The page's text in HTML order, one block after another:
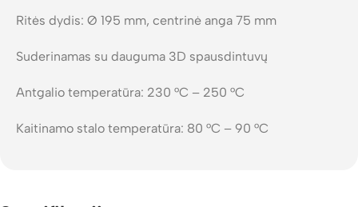
Ritės dydis: Ø 195 mm, centrinė anga 75 mm
Suderinamas su dauguma 3D spausdintuvų
Antgalio temperatūra: 230 °C – 250 °C
Kaitinamo stalo temperatūra: 80 °C – 90 °C